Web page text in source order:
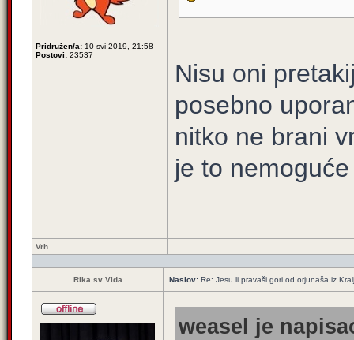
Pridružen/a: 10 svi 2019, 21:58
Postovi: 23537
Nisu oni
posebno
nitko ne brani
je to
Vrh
Rika sv Vida Naslov: Re: Jesu li pravaši gori od orjunaša iz
weasel je